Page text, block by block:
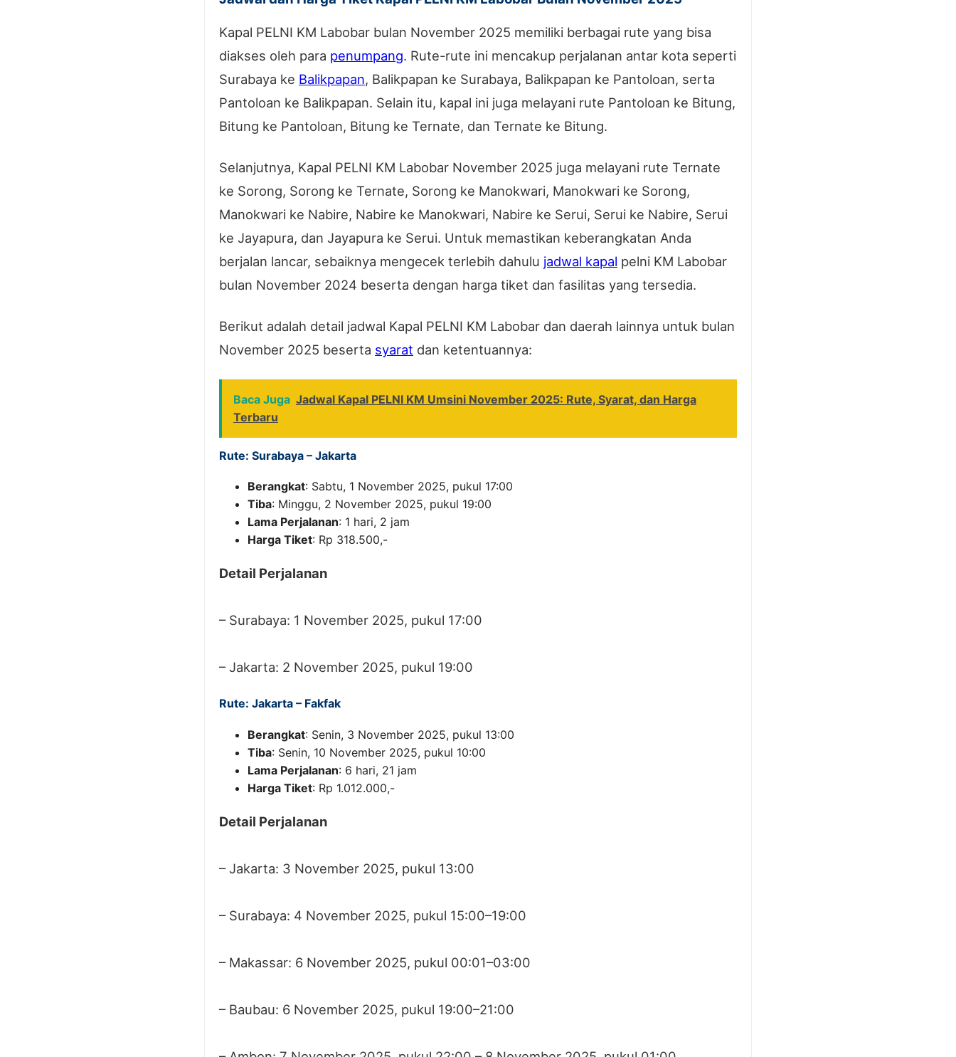
Kapal PELNI KM Labobar bulan November 2025 memiliki berbagai rute yang bisa
diakses oleh para penumpang. Rute-rute ini mencakup perjalanan antar kota seperti
Surabaya ke Balikpapan, Balikpapan ke Surabaya, Balikpapan ke Pantoloan, serta
Pantoloan ke Balikpapan. Selain itu, kapal ini juga melayani rute Pantoloan ke Bitung,
Bitung ke Pantoloan, Bitung ke Ternate, dan Ternate ke Bitung.
Selanjutnya, Kapal PELNI KM Labobar November 2025 juga melayani rute Ternate
ke Sorong, Sorong ke Ternate, Sorong ke Manokwari, Manokwari ke Sorong,
Manokwari ke Nabire, Nabire ke Manokwari, Nabire ke Serui, Serui ke Nabire, Serui
ke Jayapura, dan Jayapura ke Serui. Untuk memastikan keberangkatan Anda
berjalan lancar, sebaiknya mengecek terlebih dahulu jadwal kapal pelni KM Labobar
bulan November 2024 beserta dengan harga tiket dan fasilitas yang tersedia.
Berikut adalah detail jadwal Kapal PELNI KM Labobar dan daerah lainnya untuk bulan
November 2025 beserta syarat dan ketentuannya:
Baca Juga Jadwal Kapal PELNI KM Umsini November 2025: Rute, Syarat, dan Harga
Terbaru
Rute: Surabaya – Jakarta
Berangkat: Sabtu, 1 November 2025, pukul 17:00
Tiba: Minggu, 2 November 2025, pukul 19:00
Lama Perjalanan: 1 hari, 2 jam
Harga Tiket: Rp 318.500,-
Detail Perjalanan
– Surabaya: 1 November 2025, pukul 17:00
– Jakarta: 2 November 2025, pukul 19:00
Rute: Jakarta – Fakfak
Berangkat: Senin, 3 November 2025, pukul 13:00
Tiba: Senin, 10 November 2025, pukul 10:00
Lama Perjalanan: 6 hari, 21 jam
Harga Tiket: Rp 1.012.000,-
Detail Perjalanan
– Jakarta: 3 November 2025, pukul 13:00
– Surabaya: 4 November 2025, pukul 15:00–19:00
– Makassar: 6 November 2025, pukul 00:01–03:00
– Baubau: 6 November 2025, pukul 19:00–21:00